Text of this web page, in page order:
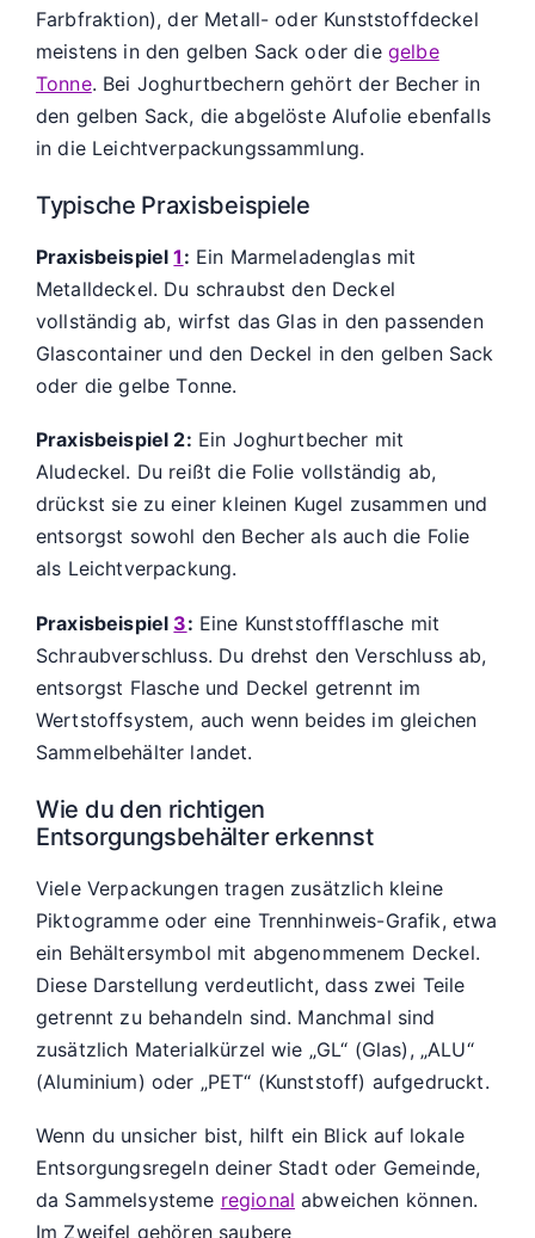
Farbfraktion), der Metall- oder Kunststoffdeckel
meistens in den gelben Sack oder die gelbe
Tonne. Bei Joghurtbechern gehört der Becher in
den gelben Sack, die abgelöste Alufolie ebenfalls
in die Leichtverpackungssammlung.
Typische Praxisbeispiele
Praxisbeispiel1 : Ein Marmeladenglas mit
Metalldeckel. Du schraubst den Deckel
vollständig ab, wirfst das Glas in den passenden
Glascontainer und den Deckel in den gelben Sack
oder die gelbe Tonne.
Praxisbeispiel 2: Ein Joghurtbecher mit
Aludeckel. Du reißt die Folie vollständig ab,
drückst sie zu einer kleinen Kugel zusammen und
entsorgst sowohl den Becher als auch die Folie
als Leichtverpackung.
Praxisbeispiel 3: Eine Kunststoffflasche mit
Schraubverschluss. Du drehst den Verschluss ab,
entsorgst Flasche und Deckel getrennt im
Wertstoffsystem, auch wenn beides im gleichen
Sammelbehälter landet.
Wie du den richtigen
Entsorgungsbehälter erkennst
Viele Verpackungen tragen zusätzlich kleine
Piktogramme oder eine Trennhinweis-Grafik, etwa
ein Behältersymbol mit abgenommenem Deckel.
Diese Darstellung verdeutlicht, dass zwei Teile
getrennt zu behandeln sind. Manchmal sind
zusätzlich Materialkürzel wie „GL“ (Glas), „ALU“
(Aluminium) oder „PET“ (Kunststoff) aufgedruckt.
Wenn du unsicher bist, hilft ein Blick auf lokale
Entsorgungsregeln deiner Stadt oder Gemeinde,
da Sammelsysteme regional abweichen können.
Im Zweifel gehören saubere